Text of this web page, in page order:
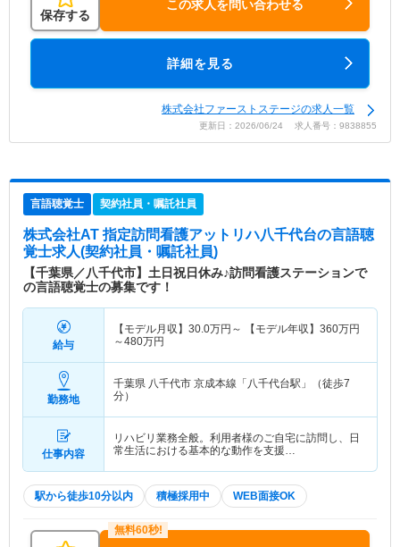
保存する
この求人を問い合わせる
詳細を見る
株式会社ファーストステージの求人一覧
更新日：2026/06/24 求人番号：9838855
言語聴覚士 契約社員・嘱託社員
株式会社AT 指定訪問看護アットリハ八千代台の言語聴
覚士求人(契約社員・嘱託社員)
【千葉県／八千代市】土日祝日休み♪訪問看護ステーションで
の言語聴覚士の募集です！
給与
【モデル月収】 30.0万円～ 【モデル年収】 360万円
～480万円
勤務地
千葉県 八千代市 京成本線「八千代台駅」（徒歩7
分）
仕事内容
リハビリ業務全般。利用者様のご自宅に訪問し、日
常生活における基本的な動作を支援…
駅から徒歩10分以内 積極採用中 WEB面接OK